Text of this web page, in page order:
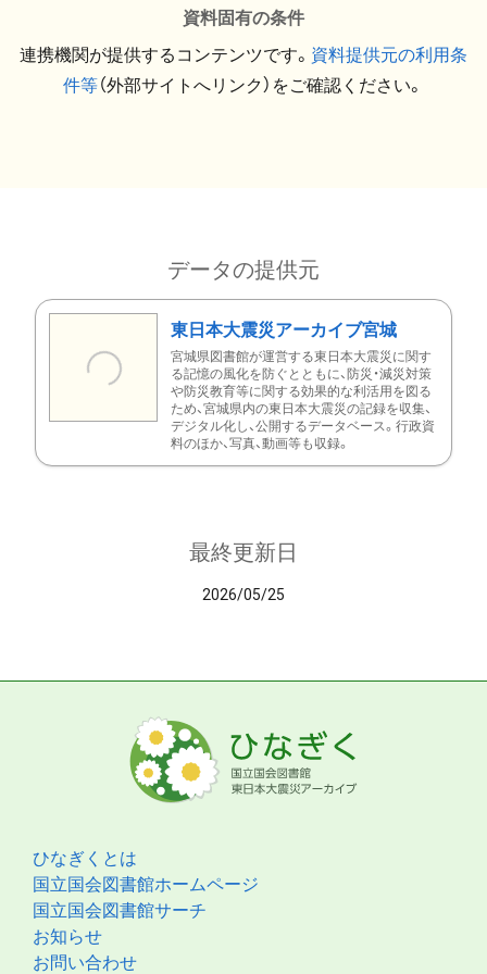
資料固有の条件
連携機関が提供するコンテンツです。 資料提供元の利用条
件等（外部サイトへリンク）をご確認ください。
データの提供元
東日本大震災アーカイブ宮城
宮城県図書館が運営する東日本大震災に関す
る記憶の風化を防ぐとともに、防災・減災対策
や防災教育等に関する効果的な利活用を図る
ため、宮城県内の東日本大震災の記録を収集、
デジタル化し、公開するデータベース。行政資
料のほか、写真、動画等も収録。
最終更新日
2026/05/25
ひなぎくとは
国立国会図書館ホームページ
国立国会図書館サーチ
お知らせ
お問い合わせ